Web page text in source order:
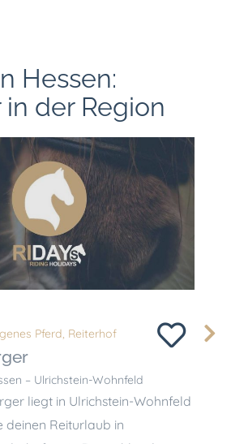
Hessen:
der Region
Pferd, Reiterhof
– Ulrichstein-Wohnfeld
liegt in Ulrichstein-Wohnfeld
deinen Reiturlaub in